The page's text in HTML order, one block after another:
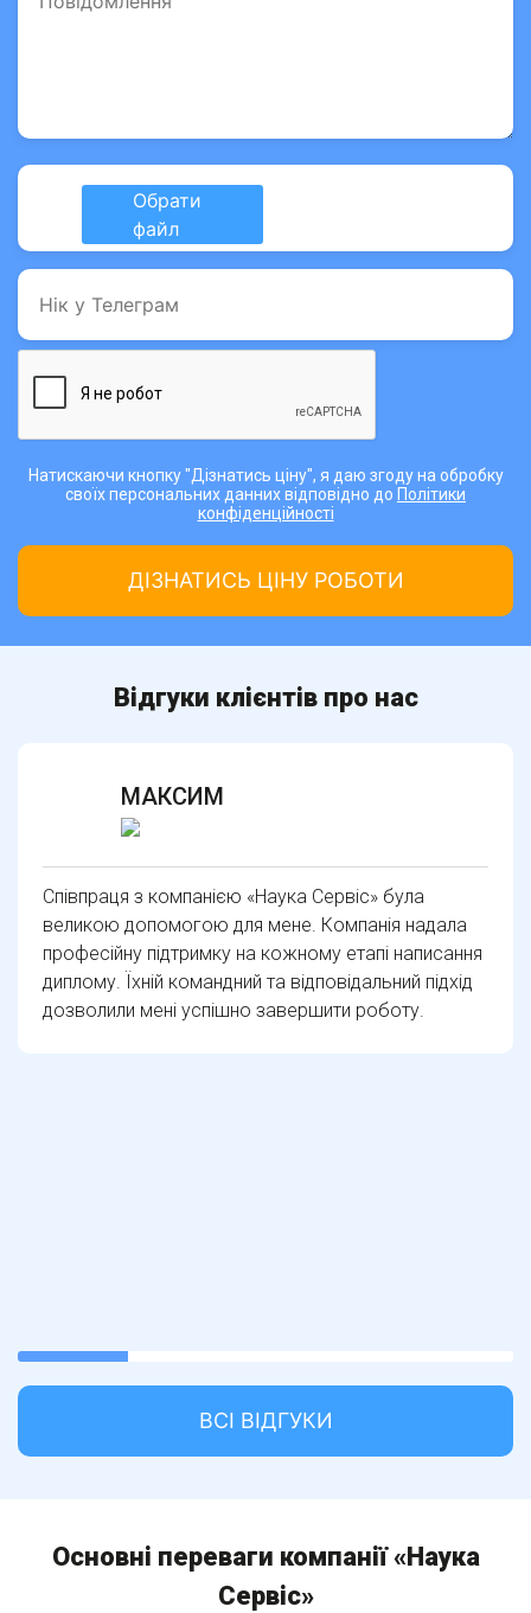
Натискаючи кнопку "Дізнатись ціну", я даю згоду на обробку
своїх персональних данних відповідно до Політики
конфіденційності
Відгуки клієнтів про нас
МАКСИМ
Співпраця з компанією «Наука Сервіс» була
великою допомогою для мене. Компанія надала
професійну підтримку на кожному етапі написання
диплому. Їхній командний та відповідальний підхід
дозволили мені успішно завершити роботу.
22.22222222222222%
completed
ВСІ ВІДГУКИ
Основні переваги компанії «Наука
Сервіс»